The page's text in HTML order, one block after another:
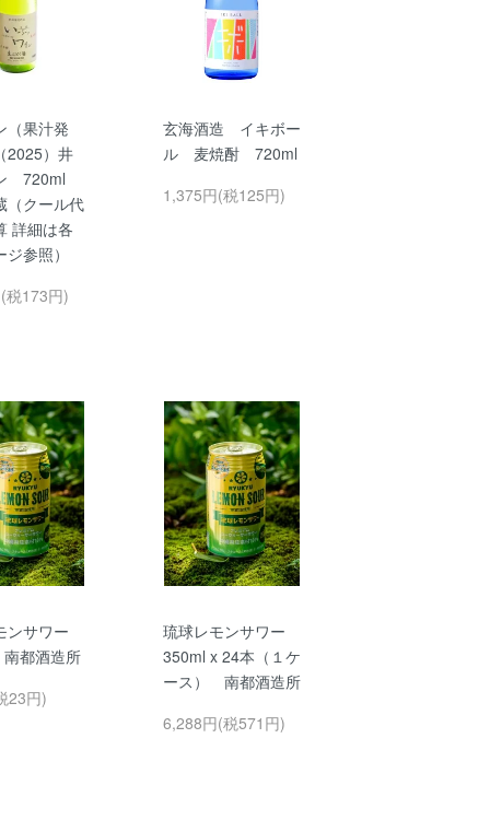
（果汁発
2025）井
720ml
クール代
詳細は各
参照）
税173円)
玄海酒造 イキボー
ル 麦焼酎 720ml
1,375円(税125円)
ンサワー
都酒造所
23円)
琉球レモンサワー
350ml x 24本（１ケ
ース） 南都酒造所
6,288円(税571円)